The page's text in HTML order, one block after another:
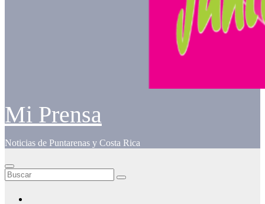
Mi Prensa
Noticias de Puntarenas y Costa Rica